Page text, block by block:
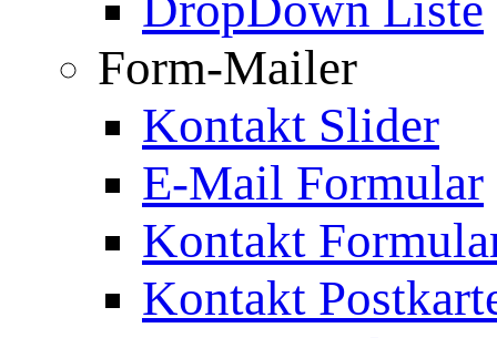
Form-Mailer
Kontakt Slider
E-Mail Formular
Kontakt
Kontakt